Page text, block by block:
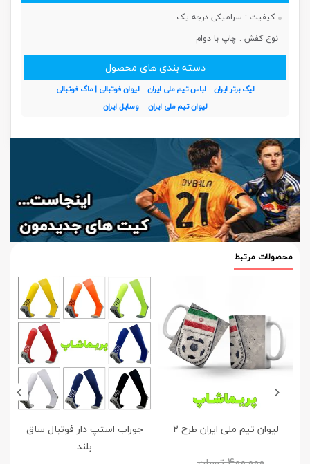
کیفیت : سرامیکی درجه یک
نوع کفش : چاپ با دوام
دسته بندی های محصول
لیگ برتر ایران لباس تیم ملی ایران
لیوان فوتبالی | ماگ فوتبالی
لیوان تیم ملی ایران
وسایل ایران
محصولات مرتبط
لیوان تیم ملی ایران طرح 2
جوراب استپ دار فوتبال ساق
بلند